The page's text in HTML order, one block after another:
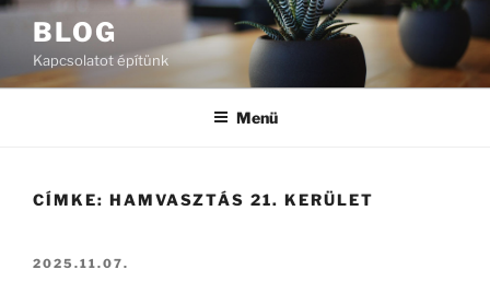
Tartalomhoz
BLOG
Kapcsolatot építünk
Menü
CÍMKE: HAMVASZTÁS 21. KERÜLET
BEKÜLDVE:
2025.11.07.